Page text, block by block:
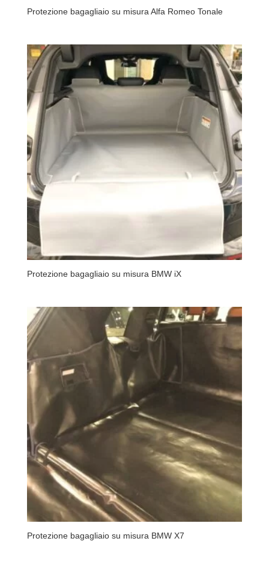
Protezione bagagliaio su misura Alfa Romeo Tonale
Protezione bagagliaio su misura BMW iX
Protezione bagagliaio su misura BMW X7